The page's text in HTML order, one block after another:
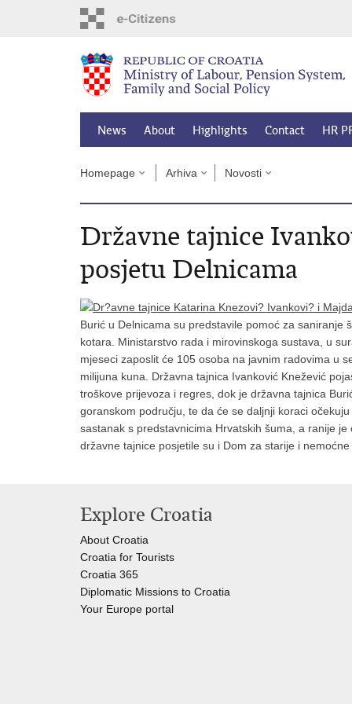
News About Highlights Contact HR
Homepage Arhiva Novosti
Državne tajnice
posjetu Delnicama
Burić u Delnicama su predstavile pomoć za
kotara. Ministarstvo rada i mirovinskoga sustava, u
mjeseci zaposlit će 105 osoba na javnim radovima u
milijuna kuna. Državna tajnica Ivanković Knežević
troškove prijevoza i regres, dok je državna tajnica
goranskom području, te da će se daljnji koraci
sastanak s predstavnicima Hrvatskih šuma, a ranije je
državne tajnice posjetile su i Dom za starije i
Explore Croatia
About Croatia
Croatia for Tourists
Croatia 365
Diplomatic Missions to Croatia
Your Europe portal​